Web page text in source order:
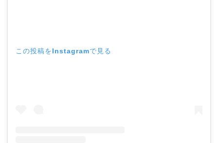
この投稿をInstagramで見る